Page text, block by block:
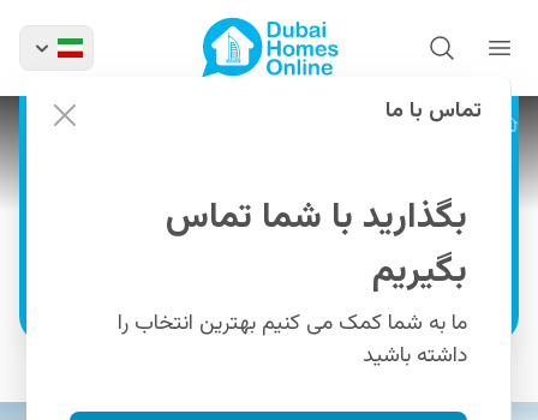
پروژه ها ویلاهای ند الشبا گاردنز فاز هفتم
الشبا گاردنز فاز هفتم در ند
الشبا دبی
لوکس 3 خوابه در منطقه ند الشبا دبی
اطلاعات بیشتر
تماس با ما
بگذارید با شما تماس
بگیریم
ما به شما کمک می کنیم بهترین انتخاب را
داشته باشید